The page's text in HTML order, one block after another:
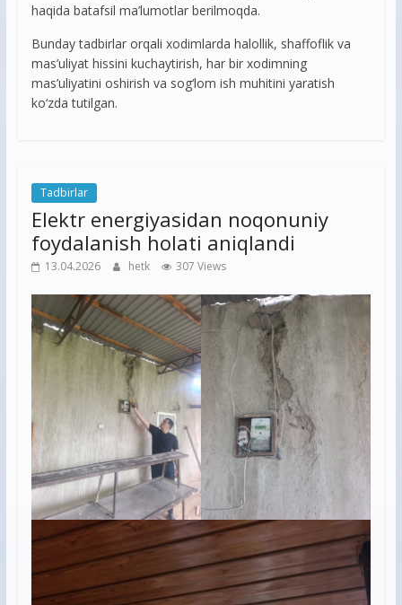
haqida batafsil ma’lumotlar berilmoqda.
Bunday tadbirlar orqali xodimlarda halollik, shaffoflik va
mas’uliyat hissini kuchaytirish, har bir xodimning
mas’uliyatini oshirish va sog‘lom ish muhitini yaratish
ko‘zda tutilgan.
Tadbirlar
Elektr energiyasidan noqonuniy
foydalanish holati aniqlandi
13.04.2026 hetk 307 Views